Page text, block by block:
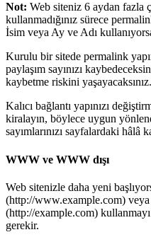
Not: Web siteniz 6 aydan fazla
kullanmadığınız sürece
İsim veya Ay ve Adı
Kurulu bir sitede permalink
paylaşım sayınızı
kaybetme riskini yaşayacaksınız.
Kalıcı bağlantı yapınızı
kiralayın, böylece uygun
sayımlarınızı sayfalardaki hâlâ
WWW ve WWW dışı
Web sitenizle daha yeni
(http://www.example.com)
(http://example.com)
gerekir.